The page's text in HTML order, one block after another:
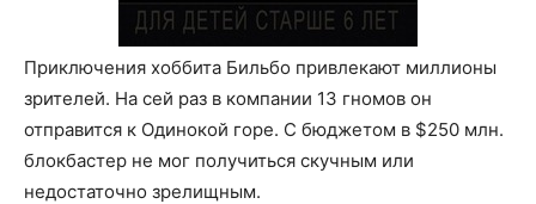
Приключения хоббита Бильбо привлекают миллионы
зрителей. На сей раз в компании 13 гномов он
отправится к Одинокой горе. С бюджетом в $250 млн.
блокбастер не мог получиться скучным или
недостаточно зрелищным.